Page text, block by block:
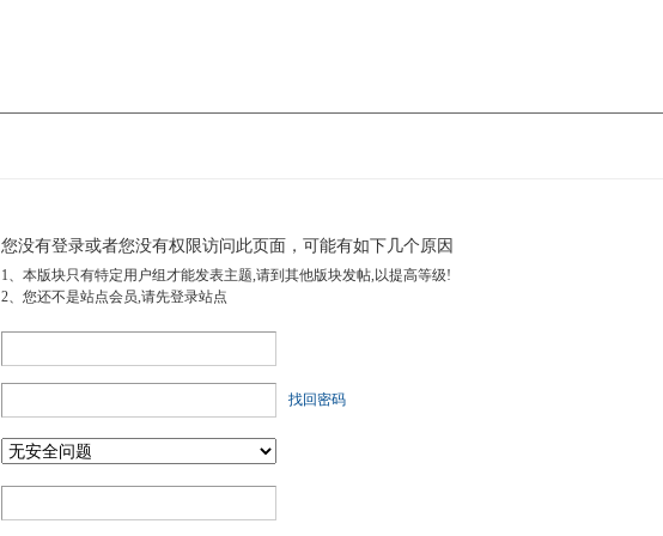
您没有登录或者您没有权限访问此页面，可能有如下几个原因
1、本版块只有特定用户组才能发表主题,请到其他版块发帖,以提高等级!
2、您还不是站点会员,请先登录站点
找回密码